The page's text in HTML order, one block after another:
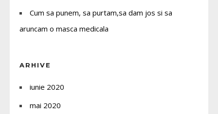
Cum sa punem, sa purtam,sa dam jos si sa
aruncam o masca medicala
ARHIVE
iunie 2020
mai 2020